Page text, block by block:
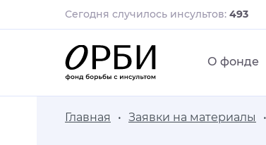
Сегодня случилось инсультов: 493
О фонде
Главная Заявки на материалы